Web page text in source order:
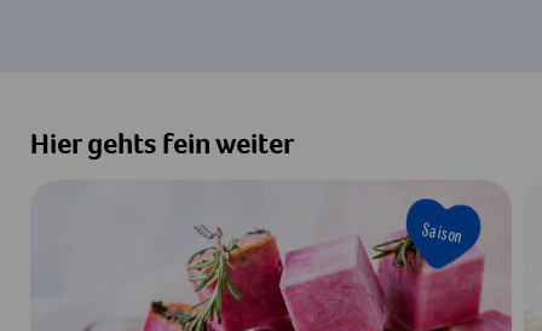
Hier gehts fein weiter
Saison